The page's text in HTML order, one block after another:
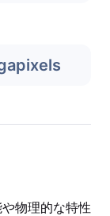
物理的な特性